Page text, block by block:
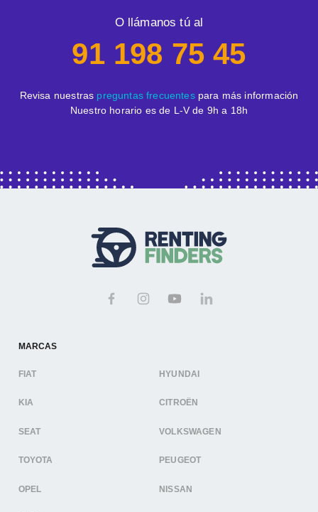
O llámanos tú al
91 198 75 45
Revisa nuestras preguntas frecuentespara más información
Nuestro horario es de L-V de 9h a 18h
MARCAS
FIAT HYUNDAI
KIA CITROËN
SEAT VOLKSWAGEN
TOYOTA PEUGEOT
OPEL NISSAN